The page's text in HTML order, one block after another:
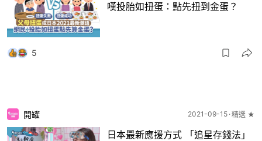
嘆投胎如扭蛋：點先扭到金蛋？
5
開罐 2021-09-15 精選 ★
日本最新應援方式 「追星存錢法」